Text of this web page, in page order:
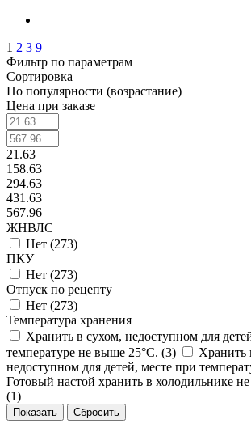
1 2 3 9
Фильтр по параметрам
Сортировка
По популярности (возрастание)
Цена при заказе
21.63
158.63
294.63
431.63
567.96
ЖНВЛС
Нет (273)
ПКУ
Нет (273)
Отпуск по рецепту
Нет (273)
Температура хранения
Хранить в сухом, недоступном для
температуре не выше 25°С. (3)
Хранить
недоступном для детей, месте при
Готовый настой хранить в холодильнике не
(1)
Сбросить